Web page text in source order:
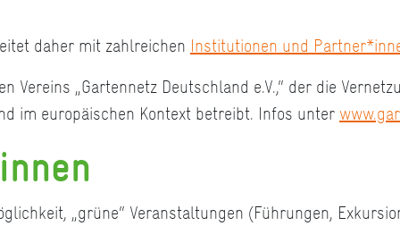
daher mit zahlreichen Institutionen und
„Gartennetz Deutschland e.V.,“ der die
im europäischen Kontext betreibt. Infos unter
„grüne“ Veranstaltungen (Führungen,